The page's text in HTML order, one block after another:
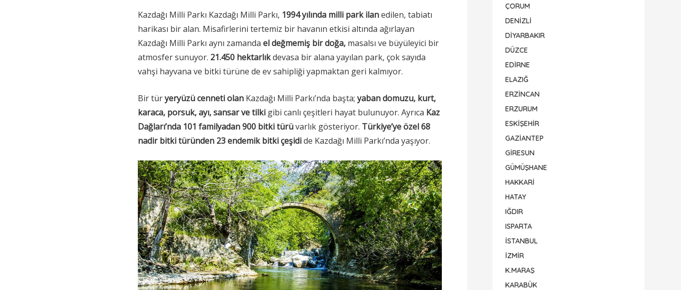
Kazdağı Milli Parkı Kazdağı Milli Parkı, 1994 yılında milli park ilanedilen, tabiatı
harikası bir alan. Misafirlerini tertemiz bir havanın etkisi altında ağırlayan
Kazdağı Milli Parkı aynı zamanda el değmemiş bir doğa, masalsı ve büyüleyici bir
atmosfer sunuyor. 21.450 hektarlıkdevasa bir alana yayılan park, çok sayıda
vahşi hayvana ve bitki türüne de ev sahipliği yapmaktan geri kalmıyor.
Bir türyeryüzü cenneti olan Kazdağı Milli Parkı’nda başta; yaban domuzu, kurt,
karaca, porsuk, ayı, sansar ve tilki gibi canlı çeşitleri hayat bulunuyor. Ayrıca Kaz
Dağları’nda 101 familyadan 900 bitki türüvarlık gösteriyor. Türkiye’ye özel 68
nadir bitki türünden 23 endemik bitki çeşidide Kazdağı Milli Parkı’nda yaşıyor.
ÇORUM
DENİZLİ
DİYARBAKIR
DÜZCE
EDİRNE
ELAZIĞ
ERZİNCAN
ERZURUM
ESKİŞEHİR
GAZİANTEP
GİRESUN
GÜMÜŞHANE
HAKKARİ
HATAY
IĞDIR
ISPARTA
İSTANBUL
İZMİR
K.MARAŞ
KARABÜK